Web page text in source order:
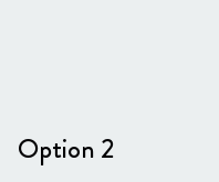
Option 2